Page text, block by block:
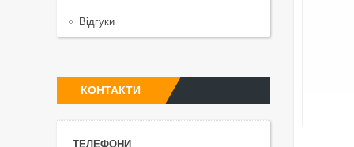
Відгуки
КОНТАКТИ